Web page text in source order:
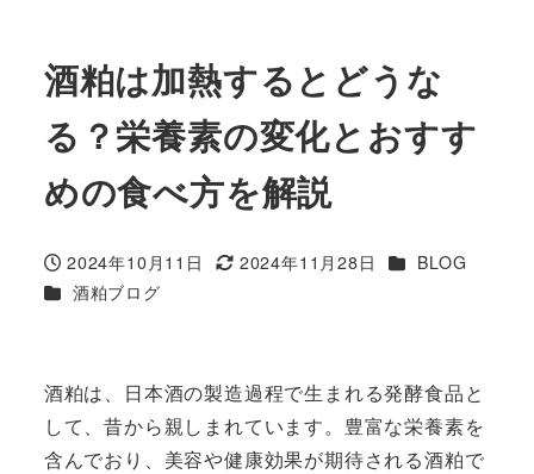
酒粕は加熱するとどうな
る？栄養素の変化とおすす
めの食べ方を解説
投稿日
2024年10月11日
更新日
2024年11月28日 カテゴリー
BLOG
カテゴリー
酒粕ブログ
酒粕は、日本酒の製造過程で生まれる発酵食品と
して、昔から親しまれています。豊富な栄養素を
含んでおり、美容や健康効果が期待される酒粕で